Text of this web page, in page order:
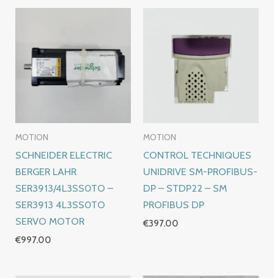
MOTION
SCHNEIDER ELECTRIC
BERGER LAHR
SER3913/4L3SS0TO –
SER3913 4L3SS0TO
SERVO MOTOR
€997.00
MOTION
CONTROL TECHNIQUES
UNIDRIVE SM-PROFIBUS-
DP – STDP22 – SM
PROFIBUS DP
€397.00